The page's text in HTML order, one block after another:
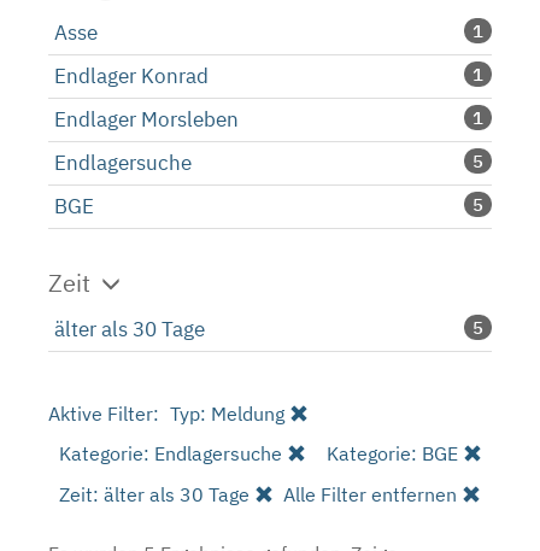
Asse 1
Endlager Konrad 1
Endlager Morsleben 1
Endlagersuche 5
BGE 5
Zeit
älter als 30 Tage 5
Aktive Filter: Typ: Meldung
Kategorie: Endlagersuche
Kategorie: BGE
Zeit: älter als 30 Tage
Alle Filter entfernen